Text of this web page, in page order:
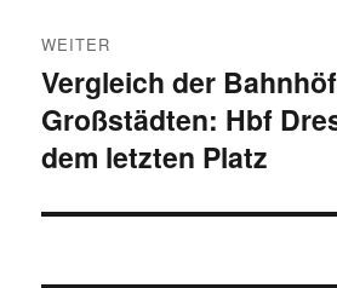
WEITER
Nächster
Beitrag:
Vergleich der
Großstädten: Hbf
dem letzten Platz